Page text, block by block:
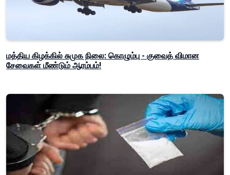
மத்திய கிழக்கில் சுமுக நிலை: கொழும்பு - குவைத் விமான
சேவைகள் மீண்டும் ஆரம்பம்!